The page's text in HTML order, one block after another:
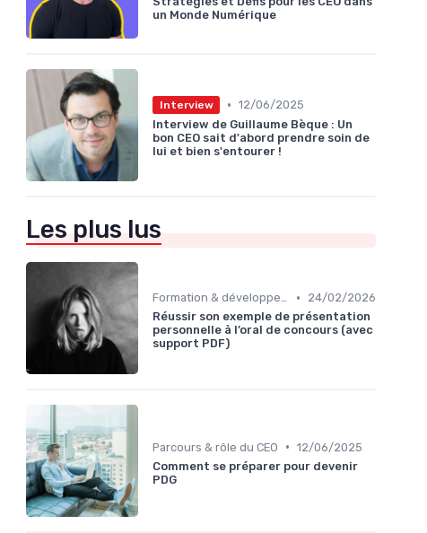
un Monde Numérique
Interview • 12/06/2025
Interview de Guillaume Bèque : Un
bon CEO sait d'abord prendre soin de
lui et bien s'entourer !
Les plus lus
Formation & développement du leadership •
24/02/2026
Réussir son exemple de présentation
personnelle à l’oral de concours (avec
support PDF)
Parcours & rôle du CEO • 12/06/2025
Comment se préparer pour devenir
PDG